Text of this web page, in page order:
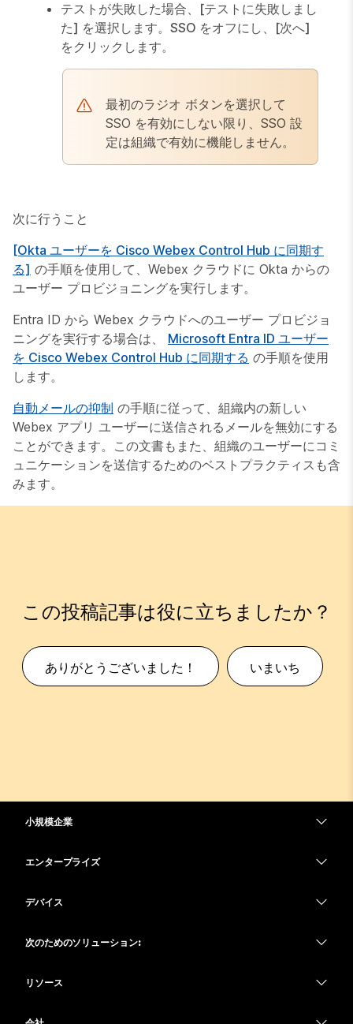
テストが失敗した場合、 [テストに失敗しまし
た] を選択します。SSO をオフにし 、 [次へ]
をクリックします。
最初のラジオ ボタンを選択して
SSO を有効にしない限り、SSO 設
定は組織で有効に機能しません。
次に行うこと
[Okta ユーザーを Cisco Webex Control Hub に同期す
る] の手順を使用して、Webex クラウドに Okta からの
ユーザー プロビジョニングを実行します。
Entra ID から Webex クラウドへのユーザー プロビジョ
ニングを実行する場合は、 Microsoft Entra ID ユーザー
を Cisco Webex Control Hub に同期する の手順を使用
します。
自動メールの抑制 の手順に従って、組織内の新しい
Webex アプリ ユーザーに送信されるメールを無効にする
ことができます。この文書もまた、組織のユーザーにコミ
ュニケーションを送信するためのベストプラクティスも含
みます。
この投稿記事は役に立ちましたか？
ありがとうございました！ いまいち
小規模企業
エンタープライズ
デバイス
次のためのソリューション:
リソース